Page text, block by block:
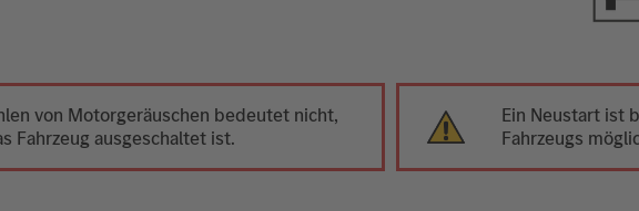
von Motorgeräuschen bedeutet nicht,
Fahrzeug ausgeschaltet ist.
Ein Neustart ist
Fahrzeugs